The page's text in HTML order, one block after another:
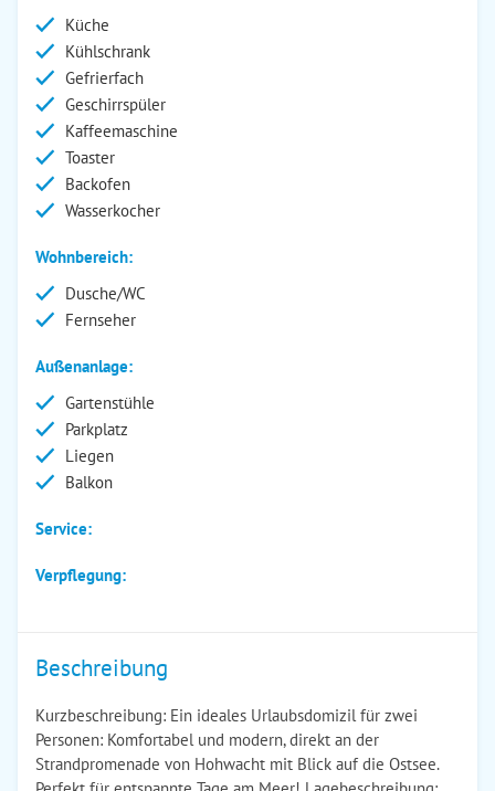
Küche
Kühlschrank
Gefrierfach
Geschirrspüler
Kaffeemaschine
Toaster
Backofen
Wasserkocher
Wohnbereich:
Dusche/WC
Fernseher
Außenanlage:
Gartenstühle
Parkplatz
Liegen
Balkon
Service:
Verpflegung:
Beschreibung
Kurzbeschreibung: Ein ideales Urlaubsdomizil für zwei
Personen: Komfortabel und modern, direkt an der
Strandpromenade von Hohwacht mit Blick auf die Ostsee.